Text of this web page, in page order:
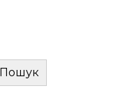
Пошук